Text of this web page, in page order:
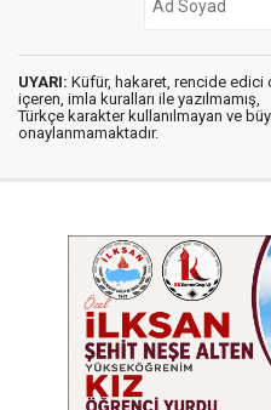
UYARI: Küfür, hakaret, rencide edici
içeren, imla kuralları ile yazılmamış,
Türkçe karakter kullanılmayan ve
onaylanmamaktadır.